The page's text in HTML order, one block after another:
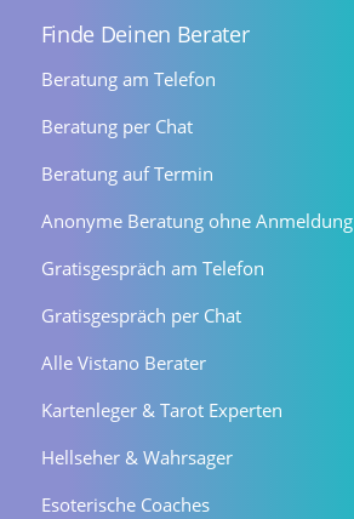
Finde Deinen Berater
Beratung am Telefon
Beratung per Chat
Beratung auf Termin
Anonyme Beratung ohne Anmeldung
Gratisgespräch am Telefon
Gratisgespräch per Chat
Alle Vistano Berater
Kartenleger & Tarot Experten
Hellseher & Wahrsager
Esoterische Coaches